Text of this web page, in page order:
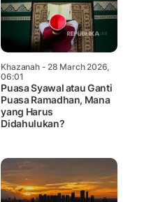
Khazanah- 28 March 2026,
06:01
Puasa Syawal atau Ganti
Puasa Ramadhan, Mana
yang Harus
Didahulukan?